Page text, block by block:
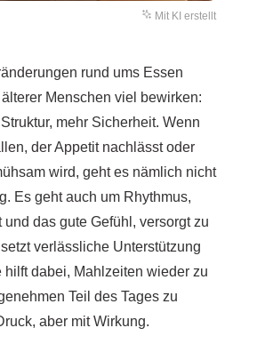
Mit KI erstellt
rund ums Essen
Menschen viel bewirken:
mehr Sicherheit. Wenn
der Appetit nachlässt oder
wird, geht es nämlich nicht
Es geht auch um Rhythmus,
das gute Gefühl, versorgt zu
verlässliche Unterstützung
hilft dabei, Mahlzeiten wieder zu
Teil des Tages zu
aber mit Wirkung.